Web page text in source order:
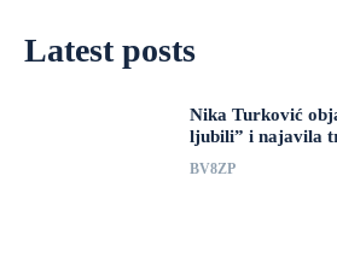
Latest posts
Nika Turković
ljubili” i najavila
BV8ZP